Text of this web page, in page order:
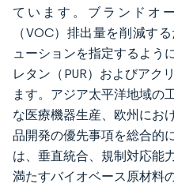
ています。ブランドオ
（VOC）排出量を削減す
ューションを指定するよう
レタン（PUR）およびアク
ます。アジア太平洋地域の
な医療機器生産、欧州にお
品開発の優先事項を総合的
は、垂直統合、規制対応能
満たすバイオベース原材料